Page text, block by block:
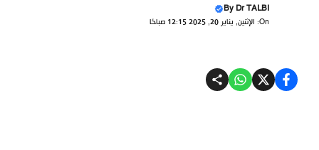
ByDr TALBI
On: الإثنين, يناير 20, 2025 12:15 صباحًا